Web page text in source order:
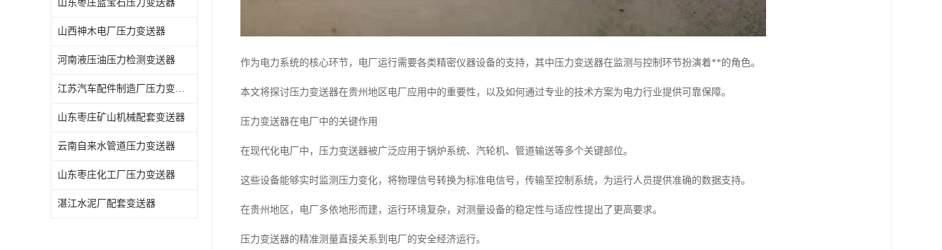
山东枣庄蓝宝石压力变送器
山西神木电厂压力变送器
河南液压油压力检测变送器
江苏汽车配件制造厂压力变送器
山东枣庄矿山机械配套变送器
云南自来水管道压力变送器
山东枣庄化工厂压力变送器
湛江水泥厂配套变送器
作为电力系统的核心环节，电厂运行需要各类精密仪器设备的支持，其中压力变送器在监测与控制环节扮演着**的角色。
本文将探讨压力变送器在贵州地区电厂应用中的重要性，以及如何通过专业的技术方案为电力行业提供可靠保障。
压力变送器在电厂中的关键作用
在现代化电厂中，压力变送器被广泛应用于锅炉系统、汽轮机、管道输送等多个关键部位。
这些设备能够实时监测压力变化，将物理信号转换为标准电信号，传输至控制系统，为运行人员提供准确的数据支持。
在贵州地区，电厂多依地形而建，运行环境复杂，对测量设备的稳定性与适应性提出了更高要求。
压力变送器的精准测量直接关系到电厂的安全经济运行。